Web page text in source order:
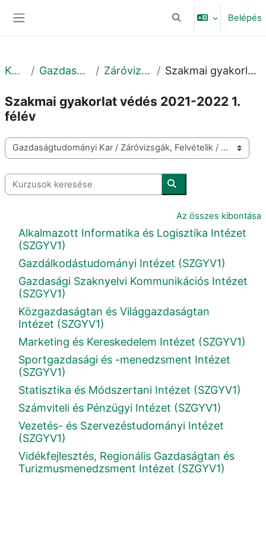
Keresési bemeneti
Belépés
Kurzusok Gazdaságtudományi Kar Záróvizsgák, Felvételik Szakmai gyakorlat védés 2021-2022 1. félév
Szakmai gyakorlat védés 2021-2022 1.
félév
Kurzuskategóriák
Kurzusok keresése
Kurzusok keresése
Az összes kibontása
Alkalmazott Informatika és Logisztika Intézet
(SZGYV1)
Gazdálkodástudományi Intézet (SZGYV1)
Gazdasági Szaknyelvi Kommunikációs Intézet
(SZGYV1)
Közgazdaságtan és Világgazdaságtan
Intézet (SZGYV1)
Marketing és Kereskedelem Intézet (SZGYV1)
Sportgazdasági és -menedzsment Intézet
(SZGYV1)
Statisztika és Módszertani Intézet (SZGYV1)
Számviteli és Pénzügyi Intézet (SZGYV1)
Vezetés- és Szervezéstudományi Intézet
(SZGYV1)
Vidékfejlesztés, Regionális Gazdaságtan és
Turizmusmenedzsment Intézet (SZGYV1)